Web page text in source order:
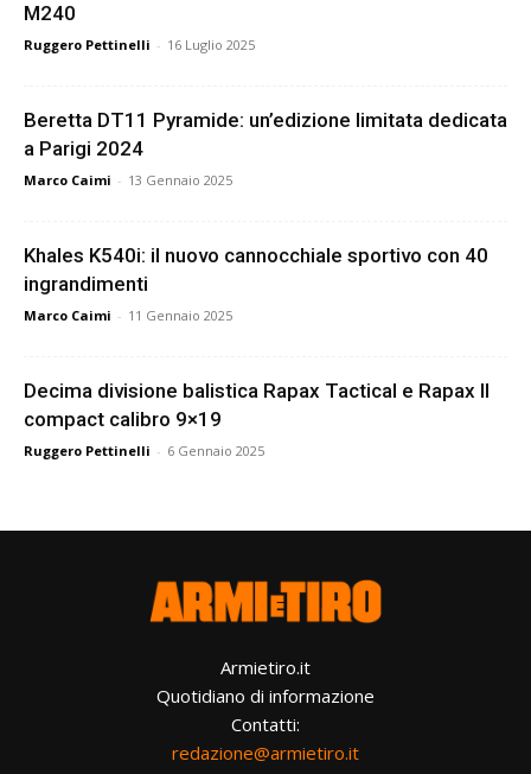
M240
Ruggero Pettinelli - 16 Luglio 2025
Beretta DT11 Pyramide: un’edizione limitata dedicata
a Parigi 2024
Marco Caimi - 13 Gennaio 2025
Khales K540i: il nuovo cannocchiale sportivo con 40
ingrandimenti
Marco Caimi - 11 Gennaio 2025
Decima divisione balistica Rapax Tactical e Rapax II
compact calibro 9×19
Ruggero Pettinelli - 6 Gennaio 2025
Armietiro.it
Quotidiano di informazione
Contatti:
redazione@armietiro.it